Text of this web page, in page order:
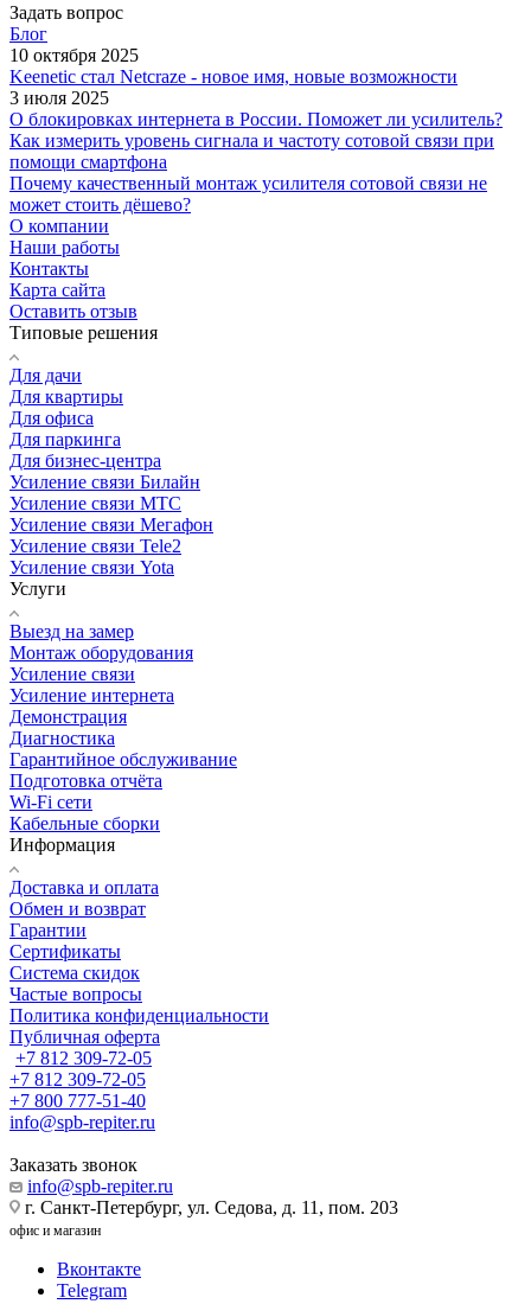
Задать вопрос
Блог
10 октября 2025
Keenetic стал Netcraze - новое имя, новые возможности
3 июля 2025
О блокировках интернета в России. Поможет ли усилитель?
Как измерить уровень сигнала и частоту сотовой связи при
помощи смартфона
Почему качественный монтаж усилителя сотовой связи не
может стоить дёшево?
О компании
Наши работы
Контакты
Карта сайта
Оставить отзыв
Типовые решения
Для дачи
Для квартиры
Для офиса
Для паркинга
Для бизнес-центра
Усиление связи Билайн
Усиление связи МТС
Усиление связи Мегафон
Усиление связи Tele2
Усиление связи Yota
Услуги
Выезд на замер
Монтаж оборудования
Усиление связи
Усиление интернета
Демонстрация
Диагностика
Гарантийное обслуживание
Подготовка отчёта
Wi-Fi сети
Кабельные сборки
Информация
Доставка и оплата
Обмен и возврат
Гарантии
Сертификаты
Система скидок
Частые вопросы
Политика конфиденциальности
Публичная оферта
+7 812 309-72-05
+7 812 309-72-05
+7 800 777-51-40
info@spb-repiter.ru
Заказать звонок
info@spb-repiter.ru
г. Санкт-Петербург, ул. Седова, д. 11, пом. 203
офис и магазин
Вконтакте
Telegram